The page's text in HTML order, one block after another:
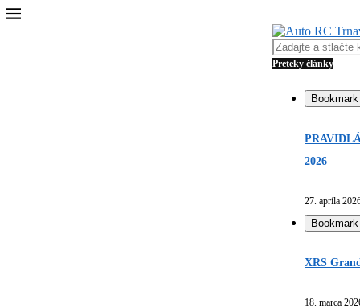
Preteky články
Bookmark
2026
27. apríla
Bookmark
XRS
18. marca